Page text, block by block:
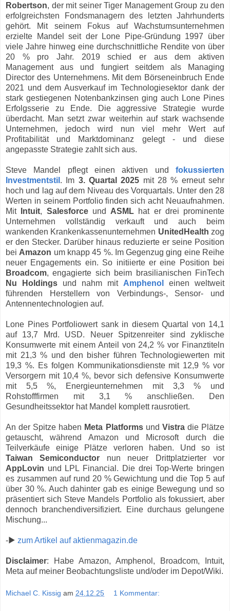
Robertson, der mit seiner Tiger Management Group zu den
erfolgreichsten Fondsmanagern des letzten Jahrhunderts
gehört. Mit seinem Fokus auf Wachstumsunternehmen
erzielte Mandel seit der Lone Pipe-Gründung 1997 über
viele Jahre hinweg eine durchschnittliche Rendite von über
20 % pro Jahr. 2019 schied er aus dem aktiven
Management aus und fungiert seitdem als Managing
Director des Unternehmens. Mit dem Börseneinbruch Ende
2021 und dem Ausverkauf im Technologiesektor dank der
stark gestiegenen Notenbankzinsen ging auch Lone Pines
Erfolgsserie zu Ende. Die aggressive Strategie wurde
überdacht. Man setzt zwar weiterhin auf stark wachsende
Unternehmen, jedoch wird nun viel mehr Wert auf
Profitabilität und Marktdominanz gelegt - und diese
angepasste Strategie zahlt sich aus.
Steve Mandel pflegt einen aktiven und fokussierten
Investmentstil . Im 3. Quartal 2025 mit 28 % erneut sehr
hoch und lag auf dem Niveau des Vorquartals. Unter den 28
Werten in seinem Portfolio finden sich acht Neuaufnahmen.
Mit
Intuit, Salesforceund ASML hat er drei prominente
Unternehmen vollständig verkauft und auch beim
wankenden Krankenkassenunternehmen UnitedHealth zog
er den Stecker. Darüber hinaus reduzierte er seine Position
bei Amazon um knapp 45 %. Im Gegenzug ging eine Reihe
neuer Engagements ein. So initiierte er eine Position bei
Broadcom, engagierte sich beim brasilianischen FinTech
Nu Holdings und nahm mit Amphenol
einen weltweit
führenden Herstellern von Verbindungs-, Sensor- und
Antennentechnologien auf.
Lone Pines Portfoliowert sank in diesem Quartal von 14,1
auf 13,7 Mrd. USD. Neuer Spitzenreiter sind zyklische
Konsumwerte mit einem Anteil von 24,2 % vor Finanztiteln
mit 21,3 % und den bisher führen Technologiewerten mit
19,3 %. Es folgen Kommunikationsdienste mit 12,9 % vor
Versorgern mit 10,4 %, bevor sich defensive Konsumwerte
mit 5,5 %, Energieunternehmen mit 3,3 % und
Rohstofffirmen mit 3,1 % anschließen. Den
Gesundheitssektor hat Mandel komplett rausrotiert.
An der Spitze haben Meta Platformsund Vistradie Plätze
getauscht, während Amazon und Microsoft durch die
Teilverkäufe einige Plätze verloren haben. Und so ist
Taiwan Semiconductor nun neuer Drittplatzierter vor
AppLovin und LPL Financial. Die drei Top-Werte bringen
es zusammen auf rund 20 % Gewichtung und die Top 5 auf
über 30 %. Auch dahinter gab es einige Bewegung und so
präsentiert sich Steve Mandels Portfolio als fokussiert, aber
dennoch branchendiversifiziert. Eine durchaus gelungene
Mischung...
-▶ zum Artikel auf aktienmagazin.de
Disclaimer: Habe Amazon, Amphenol, Broadcom, Intuit,
Meta auf meiner Beobachtungsliste und/oder im Depot/Wiki.
Michael C. Kissig am 24.12.25 1 Kommentar: